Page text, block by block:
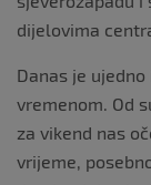
dijelovima
Danas je
vremenom. Od
za vikend nas
vrijeme,